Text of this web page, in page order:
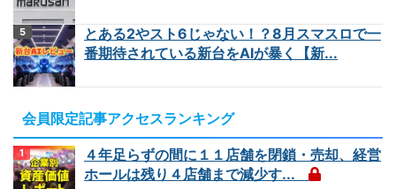
とある2やスト6じゃない！？8月スマスロで一
番期待されている新台をAIが暴く【新...
会員限定記事アクセスランキング
４年足らずの間に１１店舗を閉鎖・売却、経営
ホールは残り４店舗まで減少す...